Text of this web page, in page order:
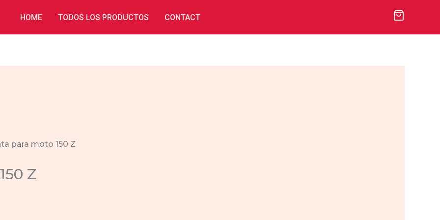
HOME TODOS LOS PRODUCTOS CONTACT
para moto 150 Z
Z